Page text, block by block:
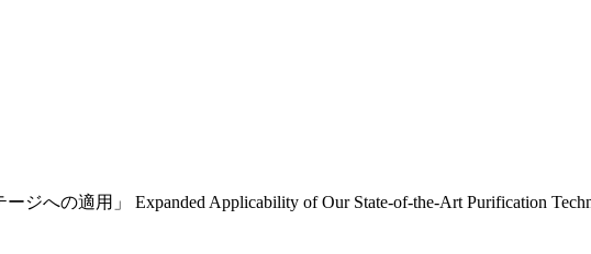
への適用」 Expanded Applicability of Our State-of-the-Art Purification